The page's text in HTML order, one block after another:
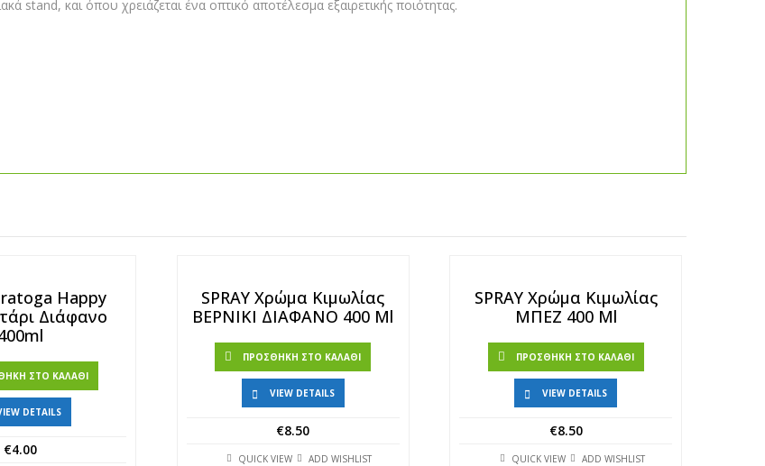
stand, και όπου χρειάζεται ένα οπτικό αποτέλεσμα εξαιρετικής ποιότητας.
Happy
Διάφανο
ΣΤΟ ΚΑΛΆΘΙ
DETAILS
€4.00
SPRAY Χρώμα Κιμωλίας
ΒΕΡΝΙΚΙ ΔΙΑΦΑΝΟ 400 Ml
ΠΡΟΣΘΉΚΗ ΣΤΟ ΚΑΛΆΘΙ
VIEW DETAILS
€8.50
QUICK VIEW ADD WISHLIST
SPRAY Χρώμα Κιμωλίας
ΜΠΕΖ 400 Ml
ΠΡΟΣΘΉΚΗ ΣΤΟ ΚΑΛΆΘΙ
VIEW DETAILS
€8.50
QUICK VIEW ADD WISHLIST